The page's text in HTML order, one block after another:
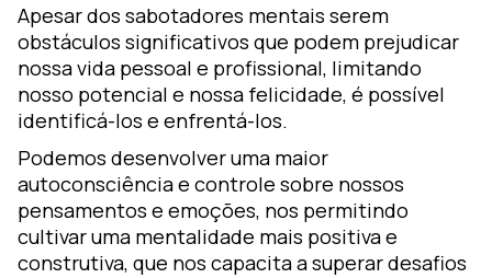
Apesar dos sabotadores mentais serem
obstáculos significativos que podem prejudicar
nossa vida pessoal e profissional, limitando
nosso potencial e nossa felicidade, é possível
identificá-los e enfrentá-los.
Podemos desenvolver uma maior
autoconsciência e controle sobre nossos
pensamentos e emoções, nos permitindo
cultivar uma mentalidade mais positiva e
construtiva, que nos capacita a superar desafios